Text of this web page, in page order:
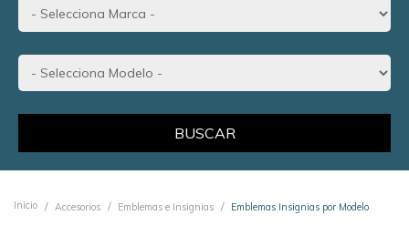
BUSCAR
Inicio Accesorios Emblemas e Insignias Emblemas Insignias por Modelo